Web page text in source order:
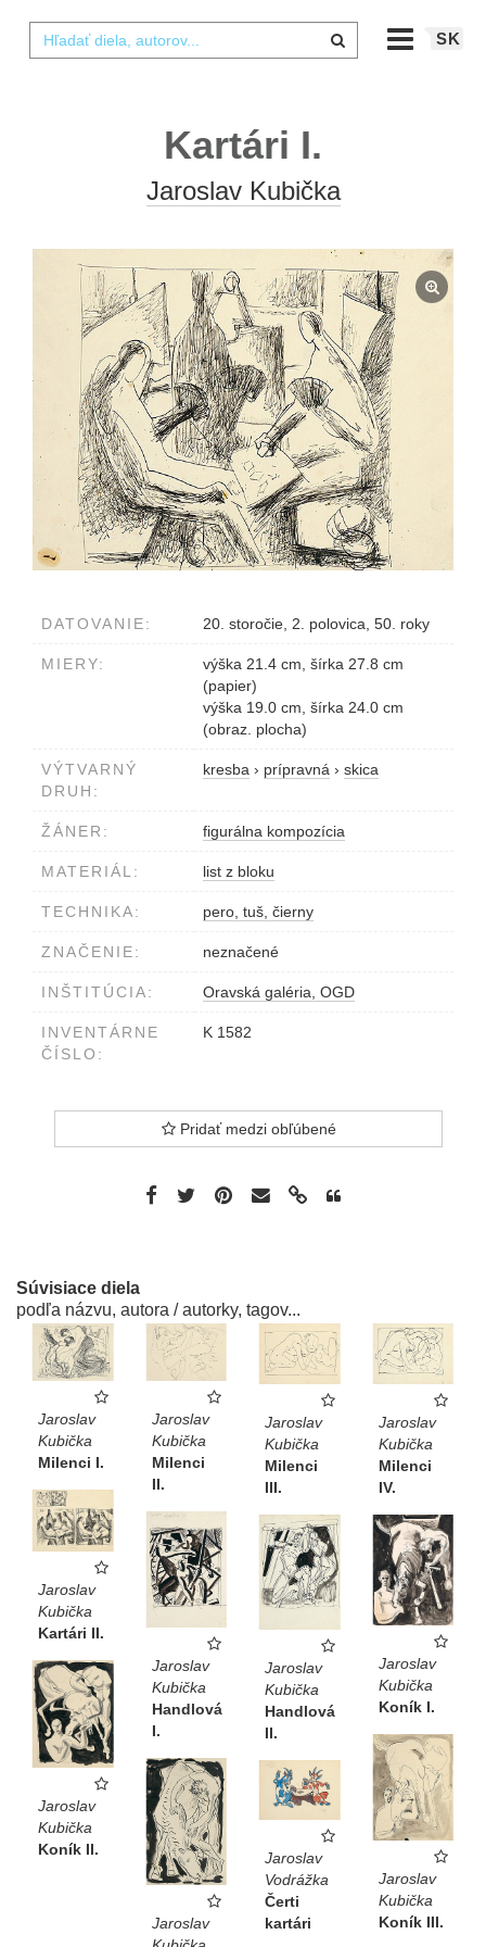
SK
Kartári I.
Jaroslav Kubička
DATOVANIE: 20. storočie, 2. polovica, 50. roky
MIERY:
výška 21.4 cm, šírka 27.8 cm
(papier)
výška 19.0 cm, šírka 24.0 cm
(obraz. plocha)
VÝTVARNÝ
DRUH:
kresba › prípravná › skica
ŽÁNER: figurálna kompozícia
MATERIÁL: list z bloku
TECHNIKA: pero, tuš, čierny
ZNAČENIE: neznačené
INŠTITÚCIA: Oravská galéria, OGD
INVENTÁRNE
ČÍSLO:
K 1582
Pridať medzi obľúbené
Súvisiace diela
podľa názvu, autora / autorky, tagov...
Jaroslav
Kubička
Milenci I.
Jaroslav
Kubička
Milenci
II.
Jaroslav
Kubička
Milenci
III.
Jaroslav
Kubička
Milenci
IV.
Jaroslav
Kubička
Kartári II.
Jaroslav
Kubička
Handlová
I.
Jaroslav
Kubička
Handlová
II.
Jaroslav
Kubička
Koník I.
Jaroslav
Kubička
Koník II.
Jaroslav
Kubička
Koník III.
Jaroslav
Jaroslav
Vodrážka
Čerti
kartári